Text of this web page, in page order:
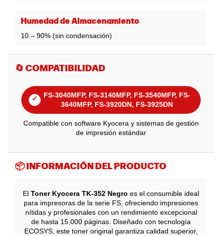
Humedad de Almacenamiento
10 – 90% (sin condensación)
🔄 COMPATIBILIDAD
✓
FS-3040MFP, FS-3140MFP, FS-3540MFP, FS-
3640MFP, FS-3920DN, FS-3925DN
Compatible con software Kyocera y sistemas de gestión
de impresión estándar
📦 INFORMACIÓN DEL PRODUCTO
El Toner Kyocera TK-352 Negro es el consumible ideal
para impresoras de la serie FS, ofreciendo impresiones
nítidas y profesionales con un rendimiento excepcional
de hasta 15,000 páginas. Diseñado con tecnología
ECOSYS, este toner original garantiza calidad superior,